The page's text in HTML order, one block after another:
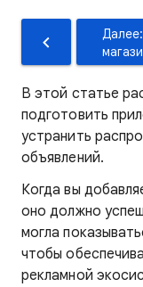
В этой статье
подготовить
устранить
объявлений.
Когда вы
оно должно
могла
чтобы
рекламной